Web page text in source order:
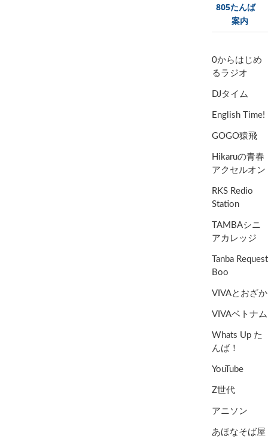
805たんば
案内
0からはじめ
るラジオ
DJタイム
English Time!
GOGO猿飛
Hikaruの青春
アクセルオン
RKS Redio
Station
TAMBAシニ
アカレッジ
Tanba Request
Boo
VIVAとおざか
VIVAベトナム
Whats Up た
んば！
YouTube
Z世代
アニソン
あほなそば屋